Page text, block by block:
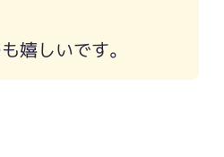
嬉しいです。